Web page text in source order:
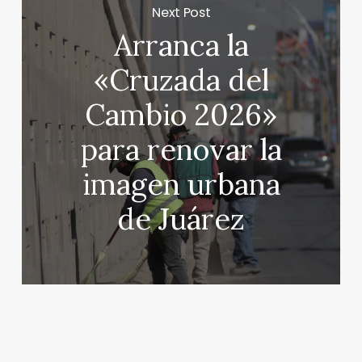
Next Post
Arranca la
«Cruzada del
Cambio 2026»
para renovar la
imagen urbana
de Juárez